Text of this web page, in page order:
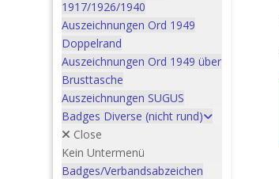
1917/1926/1940
Auszeichnungen Ord 1949
Doppelrand
Auszeichnungen Ord 1949 über
Brusttasche
Auszeichnungen SUGUS
Badges Diverse (nicht rund)
Close
Kein Untermenü
Badges/Verbandsabzeichen